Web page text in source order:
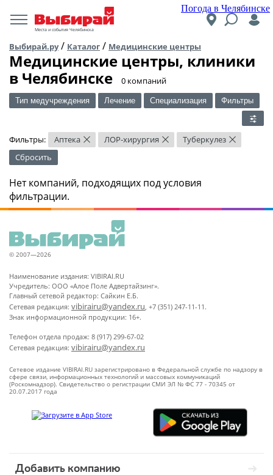
Погода в Челябинске
Места и события Челябинска
Выбирай.ру/ Каталог / Медицинские центры
Медицинские центры, клиники
в Челябинске
​0 компаний
Тип медучреждения Лечение Специализация Фильтры
Фильтры: Аптека × ЛОР-хирургия × Туберкулез ×
Сбросить
Нет компаний, подходящих под условия
фильтрации.
© 2007—2026
Наименование издания: VIBIRAI.RU
Учредитель: ООО «Алое Поле Адвертайзинг».
Главный сетевой редактор: Сайкин Е.Б.
Сетевая редакция: vibirairu@yandex.ru, +7 (351) 247-11-11.
Знак информационной продукции: 16+.
Телефон отдела продаж: 8 (917) 299-67-02
Сетевая редакция: vibirairu@yandex.ru
Сетевое издание VIBIRAI.RU зарегистрировано в Федеральной службе по надзору в
сфере связи, информационных технологий и массовых коммуникаций
(Роскомнадзор). Свидетельство о регистрации СМИ ЭЛ № ФС 77 - 70345 от
20.07.2017 года
Добавить компанию